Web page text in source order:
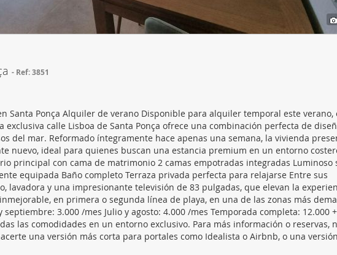
Ref: 3851
Santa Ponça Alquiler de verano Disponible para alquiler temporal este verano,
calle Lisboa de Santa Ponça ofrece una combinación perfecta de
del mar. Reformado íntegramente hace apenas una semana, la vivienda
nuevo, ideal para quienes buscan una estancia premium en un entorno
principal con cama de matrimonio 2 camas empotradas integradas Luminoso
equipada Baño completo Terraza privada perfecta para relajarse Entre sus
lavadora y una impresionante televisión de 83 pulgadas, que elevan la
en primera o segunda línea de playa, en una de las zonas más
3.000 /mes Julio y agosto: 4.000 /mes Temporada completa: 12.000
las comodidades en un entorno exclusivo. Para más información o reservas,
una versión más corta para portales como Idealista o Airbnb, o una